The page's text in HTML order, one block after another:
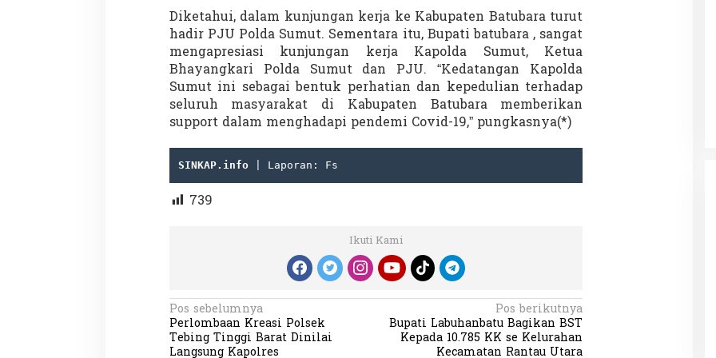
Diketahui, dalam kunjungan kerja ke Kabupaten Batubara turut
hadir PJU Polda Sumut. Sementara itu, Bupati batubara , sangat
mengapresiasi kunjungan kerja Kapolda Sumut, Ketua
Bhayangkari Polda Sumut dan PJU. “Kedatangan Kapolda
Sumut ini sebagai bentuk perhatian dan kepedulian terhadap
seluruh masyarakat di Kabupaten Batubara memberikan
support dalam menghadapi pendemi Covid-19,” pungkasnya(*)
SINKAP.info | Laporan: Fs
739
Ikuti Kami
N
a
Pos sebelumnya
Perlombaan Kreasi Polsek
Tebing Tinggi Barat Dinilai
Langsung Kapolres
Pos berikutnya
Bupati Labuhanbatu Bagikan BST
Kepada 10.785 KK se Kelurahan
Kecamatan Rantau Utara
Penembakan Tragis Charlie Kirk di
Utah: Pelaku Senapan Jarak Jauh
Masih Buron
Di GLOBAL, SOROTAN | 12 September 2025
Demonstrasi Gen-Z Guncang
Nepal, PM Mundur Mendadak
Setelah Gedung Parlemen Dibakar
Di GLOBAL, SOROTAN